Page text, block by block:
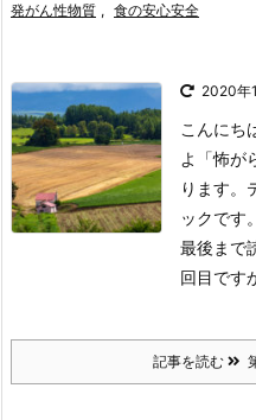
発がん性物質 , 食の安心安全
2020年
こんにち
よ「怖が
ります。
ックです
最後まで
回目です
記事を読む